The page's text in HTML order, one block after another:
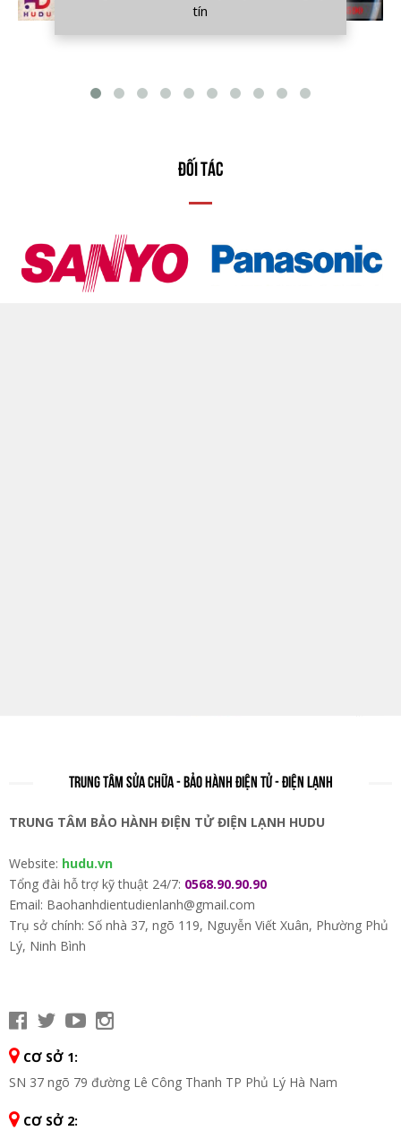
tín
ĐỐI TÁC
TRUNG TÂM SỬA CHỮA - BẢO HÀNH ĐIỆN TỬ - ĐIỆN LẠNH
TRUNG TÂM BẢO HÀNH ĐIỆN TỬ ĐIỆN LẠNH HUDU
Website: hudu.vn
Tổng đài hỗ trợ kỹ thuật 24/7: 0568.90.90.90
Email: Baohanhdientudienlanh@gmail.com
Trụ sở chính: Số nhà 37, ngõ 119, Nguyễn Viết Xuân, Phường Phủ
Lý, Ninh Bình
CƠ SỞ 1:
SN 37 ngõ 79 đường Lê Công Thanh TP Phủ Lý Hà Nam
CƠ SỞ 2: